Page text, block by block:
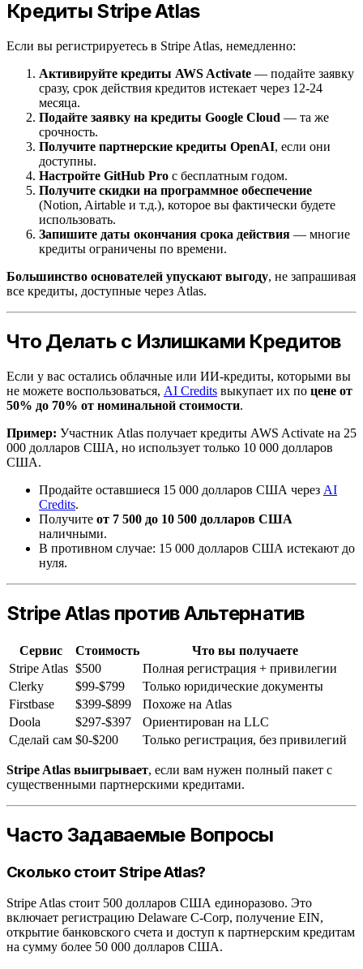
Кредиты Stripe Atlas
Если вы регистрируетесь в Stripe Atlas, немедленно:
Активируйте кредиты AWS Activate — подайте заявку
сразу, срок действия кредитов истекает через 12-24
месяца.
Подайте заявку на кредиты Google Cloud — та же
срочность.
Получите партнерские кредиты OpenAI, если они
доступны.
Настройте GitHub Pro с бесплатным годом.
Получите скидки на программное обеспечение
(Notion, Airtable и т.д.), которое вы фактически будете
использовать.
Запишите даты окончания срока действия — многие
кредиты ограничены по времени.
Большинство основателей упускают выгоду, не запрашивая
все кредиты, доступные через Atlas.
Что Делать с Излишками Кредитов
Если у вас остались облачные или ИИ-кредиты, которыми вы
не можете воспользоваться, AI Credits выкупает их по цене от
50% до 70% от номинальной стоимости.
Пример: Участник Atlas получает кредиты AWS Activate на 25
000 долларов США, но использует только 10 000 долларов
США.
Продайте оставшиеся 15 000 долларов США через AI
Credits.
Получите от 7 500 до 10 500 долларов США
наличными.
В противном случае: 15 000 долларов США истекают до
нуля.
Stripe Atlas против Альтернатив
Сервис Стоимость
Что вы получаете
Stripe Atlas $500
Полная регистрация + привилегии
Clerky
$99-$799
Только юридические документы
Firstbase
$399-$899
Похоже на Atlas
Doola
$297-$397
Ориентирован на LLC
Сделай сам $0-$200 Только регистрация, без привилегий
Stripe Atlas выигрывает, если вам нужен полный пакет с
существенными партнерскими кредитами.
Часто Задаваемые Вопросы
Сколько стоит Stripe Atlas?
Stripe Atlas стоит 500 долларов США единоразово. Это
включает регистрацию Delaware C-Corp, получение EIN,
открытие банковского счета и доступ к партнерским кредитам
на сумму более 50 000 долларов США.